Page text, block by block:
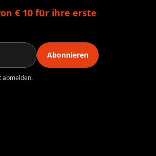
€ 10 für ihre erste
Abonnieren
abmelden.